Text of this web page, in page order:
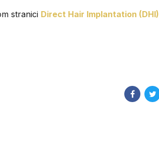
stranici Direct Hair Implantation (DHI)